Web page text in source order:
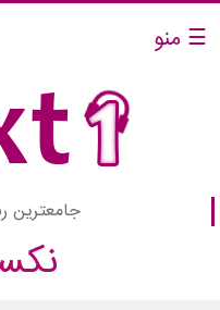
☰ منو
جامعترین